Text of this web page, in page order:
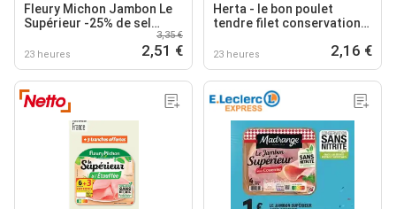
Fleury Michon Jambon Le
Supérieur -25% de sel
conservation sans nitrite
23 heures
3,35 €
2,51 €
Herta - le bon poulet
tendre filet conservation
23 heures 2,16 €